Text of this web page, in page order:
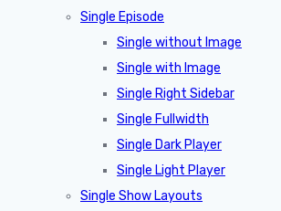
Single Episode
Single without Image
Single with Image
Single Right Sidebar
Single Fullwidth
Single Dark Player
Single Light Player
Single Show Layouts